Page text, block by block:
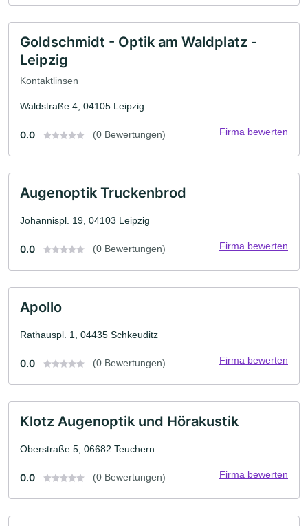
Goldschmidt - Optik am Waldplatz -
Leipzig
Kontaktlinsen
Waldstraße 4, 04105 Leipzig
0.0 (0 Bewertungen) Firma bewerten
Augenoptik Truckenbrod
Johannispl. 19, 04103 Leipzig
0.0 (0 Bewertungen) Firma bewerten
Apollo
Rathauspl. 1, 04435 Schkeuditz
0.0 (0 Bewertungen) Firma bewerten
Klotz Augenoptik und Hörakustik
Oberstraße 5, 06682 Teuchern
0.0 (0 Bewertungen) Firma bewerten